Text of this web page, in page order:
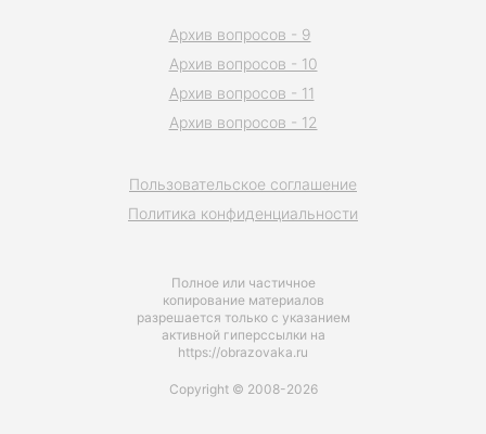
Полное или частичное
копирование материалов
разрешается только с указанием
активной гиперссылки на
https://obrazovaka.ru
Пользовательское соглашение
Политика конфиденциальности
Архив вопросов - 9
Архив вопросов - 10
Архив вопросов - 11
Архив вопросов - 12
Copyright © 2008-2026